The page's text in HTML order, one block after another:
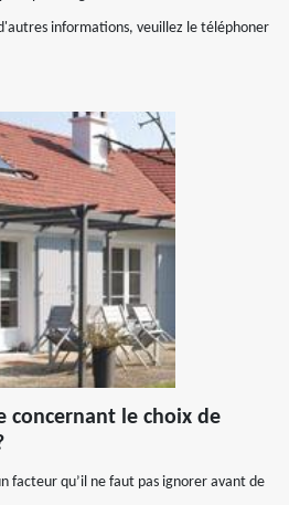
informations, veuillez le téléphoner
concernant le choix de
facteur qu’il ne faut pas ignorer avant de